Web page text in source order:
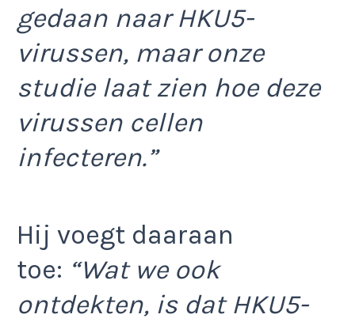
gedaan naar HKU5-
virussen, maar onze
studie laat zien hoe deze
virussen cellen
infecteren.”
Hij voegt daaraan
toe: “Wat we ook
ontdekten, is dat HKU5-